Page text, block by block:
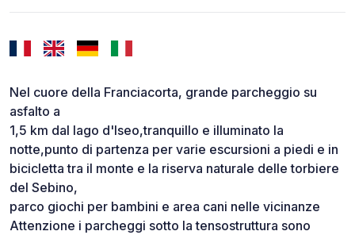
Nel cuore della Franciacorta, grande parcheggio su
asfalto a
1,5 km dal lago d'Iseo,tranquillo e illuminato la
notte,punto di partenza per varie escursioni a piedi e in
bicicletta tra il monte e la riserva naturale delle torbiere
del Sebino,
parco giochi per bambini e area cani nelle vicinanze
Attenzione i parcheggi sotto la tensostruttura sono